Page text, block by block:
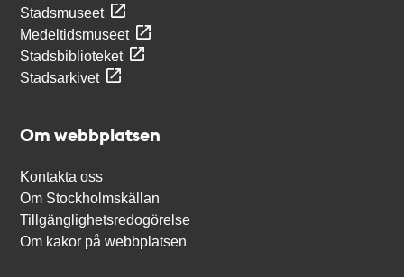
Stadsmuseet
Medeltidsmuseet
Stadsbiblioteket
Stadsarkivet
Om webbplatsen
Kontakta oss
Om Stockholmskällan
Tillgänglighetsredogörelse
Om kakor på webbplatsen